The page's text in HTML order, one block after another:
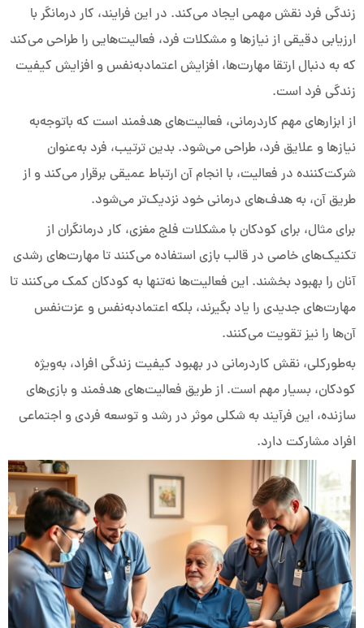
زندگی فرد نقش مهمی ایجاد می‌کند. در این فرایند، کار درمانگر با
ارزیابی دقیقی از نیازها و مشکلات فرد، فعالیت‌هایی را طراحی می‌کند
که به دنبال ارتقا مهارت‌ها، افزایش اعتمادبه‌نفس و افزایش کیفیت
زندگی فرد است.
از ابزارهای مهم کاردرمانی، فعالیت‌های هدفمند است که باتوجه‌به
نیازها و علایق فرد، طراحی می‌شود. بدین ترتیب، فرد به‌عنوان
شرکت‌کننده در فعالیت، با انجام آن ارتباط عمیقی برقرار می‌کند و از
طریق آن، به هدف‌های درمانی خود نزدیک‌تر می‌شود.
برای مثال، برای کودکان با مشکلات فلج مغزی، کار درمانگران از
تکنیک‌های خاصی در قالب بازی استفاده می‌کنند تا مهارت‌های رشدی
آنان را بهبود بخشند. این فعالیت‌ها نه‌تنها به کودکان کمک می‌کنند تا
مهارت‌های جدیدی را یاد بگیرند، بلکه اعتمادبه‌نفس و عزت‌نفس
آن‌ها را نیز تقویت می‌کنند.
به‌طورکلی، نقش کاردرمانی در بهبود کیفیت زندگی افراد، به‌ویژه
کودکان، بسیار مهم است. از طریق فعالیت‌های هدفمند و بازی‌های
سازنده، این فرآیند به شکلی موثر در رشد و توسعه فردی و اجتماعی
افراد مشارکت دارد.